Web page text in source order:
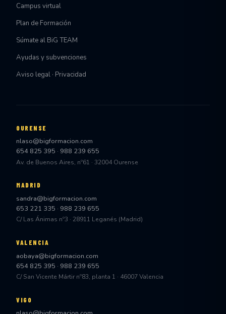
Campus virtual
Plan de Formación
Súmate al BiG TEAM
Ayudas y subvenciones
Aviso legal · Privacidad
OURENSE
nlaso@bigformacion.com
654 825 395 · 988 239 655
Av. de Buenos Aires, nº61 · 32004 Ourense
MADRID
sandra@bigformacion.com
653 221 335 · 988 239 655
C/ Las Ánimas nº3 · 28911 Leganés (Madrid)
VALENCIA
aobaya@bigformacion.com
654 825 395 · 988 239 655
C/ San Vicente Mártir nº83, planta 1 · 46007 Valencia
VIGO